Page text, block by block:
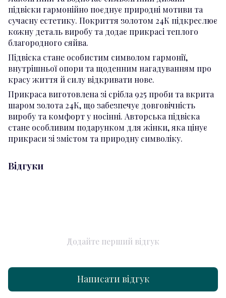
підвіски гармонійно поєднує природні мотиви та
сучасну естетику. Покриття золотом 24К підкреслює
кожну деталь виробу та додає прикрасі теплого
благородного сяйва.
Підвіска стане особистим символом гармонії,
внутрішньої опори та щоденним нагадуванням про
красу життя й силу відкривати нове.
Прикраса виготовлена зі срібла 925 проби та вкрита
шаром золота 24К, що забезпечує довговічність
виробу та комфорт у носінні. Авторська підвіска
стане особливим подарунком для жінки, яка цінує
прикраси зі змістом та природну символіку.
Відгуки
Додайте перший відгук
Написати відгук